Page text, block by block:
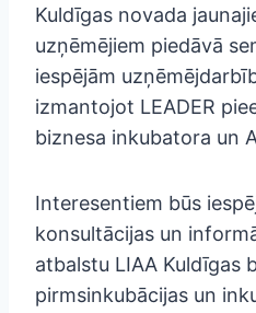
Kuldīgas novada
uzņēmējiem piedāvā
iespējām
izmantojot LEADER
biznesa inkubatora un
Interesentiem būs
konsultācijas un
atbalstu LIAA Kuldīgas
pirmsinkubācijas un